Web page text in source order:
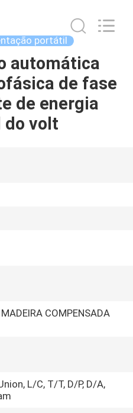
portátil
automática
de fase
de energia
volt
COMPENSADA
L/C, T/T, D/P, D/A,